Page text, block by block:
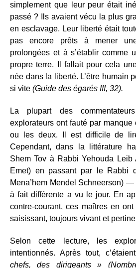
simplement que leur peur était
passé ? Ils avaient vécu la plus
en esclavage. Leur liberté était
pas encore prêts à mener
prolongées et à s’établir comme
propre terre. Il fallait pour cela
née dans la liberté. L’être humain
si vite (Guide des égarés III, 32).
La plupart des
explorateurs ont fauté par manque
ou les deux. Il est difficile de
Cependant, dans la littérature
Shem Tov à Rabbi Yehouda
Emet) en passant par le Rabbi
Mena’hem Mendel Schneerson)
à fait différente a vu le jour. En
contre-courant, ces maîtres en
saisissant, toujours vivant et
Selon cette lecture, les
intentionnés. Après tout,
chefs, des dirigeants »